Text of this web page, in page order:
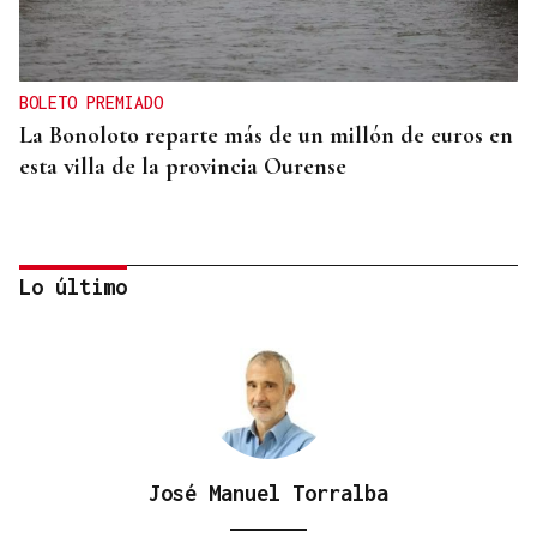
BOLETO PREMIADO
La Bonoloto reparte más de un millón de euros en
esta villa de la provincia Ourense
Lo último
José Manuel Torralba